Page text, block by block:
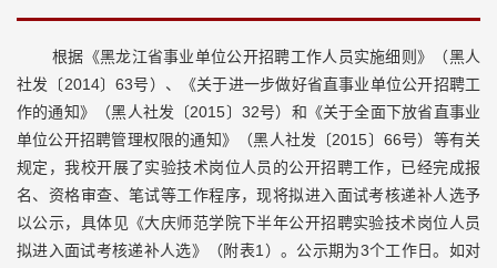
根据《黑龙江省事业单位公开招聘工作人员实施细则》（黑人
社发〔2014〕63号）、《关于进一步做好省直事业单位公开招聘工
作的通知》（黑人社发〔2015〕32号）和《关于全面下放省直事业
单位公开招聘管理权限的通知》（黑人社发〔2015〕66号）等有关
规定，我校开展了实验技术岗位人员的公开招聘工作，已经完成报
名、资格审查、笔试等工作程序，现将拟进入面试考核递补人选予
以公示，具体见《大庆师范学院下半年公开招聘实验技术岗位人员
拟进入面试考核递补人选》（附表1）。公示期为3个工作日。如对